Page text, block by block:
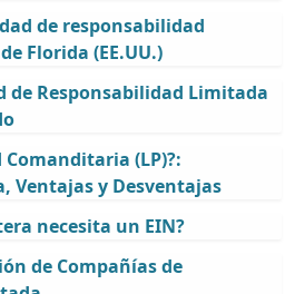
de responsabilidad
Florida (EE.UU.)
de Responsabilidad Limitada
Comanditaria (LP)?:
Ventajas y Desventajas
necesita un EIN?
de Compañías de